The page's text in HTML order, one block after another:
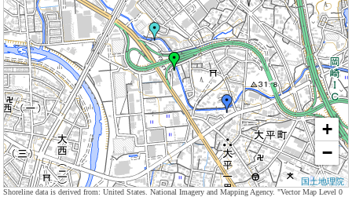
+
−
国土地理院
Shoreline data is derived from: United States. National Imagery and Mapping Agency. "Vector Map Level 0